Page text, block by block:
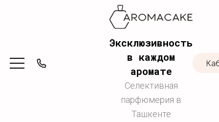
Эксклюзивность
в каждом
аромате
Селективная
парфюмерия в
Ташкенте